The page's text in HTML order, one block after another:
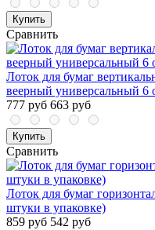
Купить
Сравнить
Лоток для бумаг
веерный универсальный 6
777 руб 663 руб
Купить
Сравнить
Лоток для бумаг
штуки в упаковке)
859 руб 542 руб